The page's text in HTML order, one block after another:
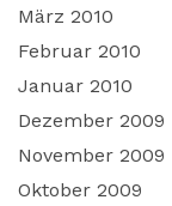
März 2010
Februar 2010
Januar 2010
Dezember 2009
November 2009
Oktober 2009